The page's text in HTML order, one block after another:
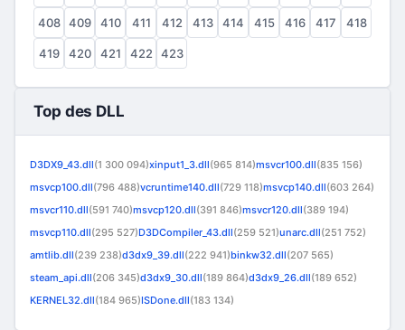
408 409 410 411 412 413 414 415 416 417 418
419 420 421 422 423
Top des DLL
D3DX9_43.dll(1 300 094)xinput1_3.dll(965 814)msvcr100.dll(835 156)
msvcp100.dll(796 488)vcruntime140.dll(729 118)msvcp140.dll(603 264)
msvcr110.dll(591 740)msvcp120.dll(391 846)msvcr120.dll(389 194)
msvcp110.dll(295 527)D3DCompiler_43.dll(259 521)unarc.dll(251 752)
amtlib.dll(239 238)d3dx9_39.dll(222 941)binkw32.dll(207 565)
steam_api.dll(206 345)d3dx9_30.dll(189 864)d3dx9_26.dll(189 652)
KERNEL32.dll(184 965)ISDone.dll(183 134)